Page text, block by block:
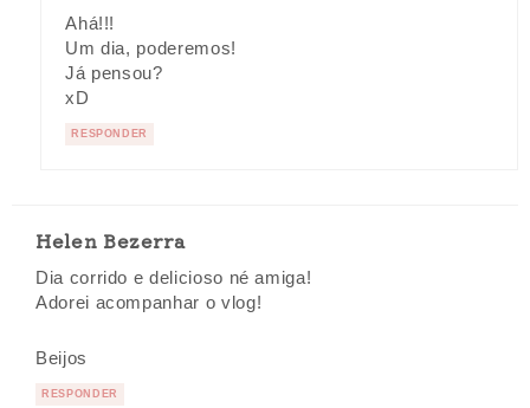
Ahá!!!
Um dia, poderemos!
Já pensou?
xD
RESPONDER
Helen Bezerra
Dia corrido e delicioso né amiga!
Adorei acompanhar o vlog!
Beijos
RESPONDER